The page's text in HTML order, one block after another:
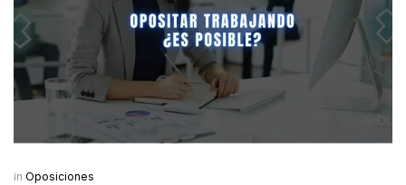
in Oposiciones